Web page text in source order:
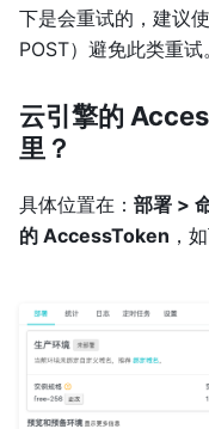
下是会重试的，建议
POST）避免此类重试。
云引擎的
里？
具体位置在： 部署 >
的 AccessToken ，